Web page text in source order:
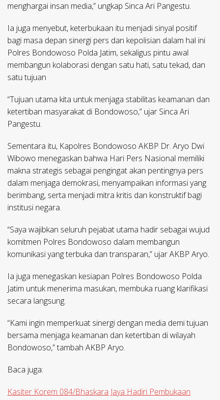
menghargai insan media,” ungkap Sinca Ari Pangestu.
Ia juga menyebut, keterbukaan itu menjadi sinyal positif
bagi masa depan sinergi pers dan kepolisian dalam hal ini
Polres Bondowoso Polda Jatim, sekaligus pintu awal
membangun kolaborasi dengan satu hati, satu tekad, dan
satu tujuan
“Tujuan utama kita untuk menjaga stabilitas keamanan dan
ketertiban masyarakat di Bondowoso,” ujar Sinca Ari
Pangestu.
Sementara itu, Kapolres Bondowoso AKBP Dr. Aryo Dwi
Wibowo menegaskan bahwa Hari Pers Nasional memiliki
makna strategis sebagai pengingat akan pentingnya pers
dalam menjaga demokrasi, menyampaikan informasi yang
berimbang, serta menjadi mitra kritis dan konstruktif bagi
institusi negara.
“Saya wajibkan seluruh pejabat utama hadir sebagai wujud
komitmen Polres Bondowoso dalam membangun
komunikasi yang terbuka dan transparan,” ujar AKBP Aryo.
Ia juga menegaskan kesiapan Polres Bondowoso Polda
Jatim untuk menerima masukan, membuka ruang klarifikasi
secara langsung.
“Kami ingin memperkuat sinergi dengan media demi tujuan
bersama menjaga keamanan dan ketertiban di wilayah
Bondowoso,” tambah AKBP Aryo.
Baca juga:
Kasiter Korem 084/Bhaskara Jaya Hadiri Pembukaan